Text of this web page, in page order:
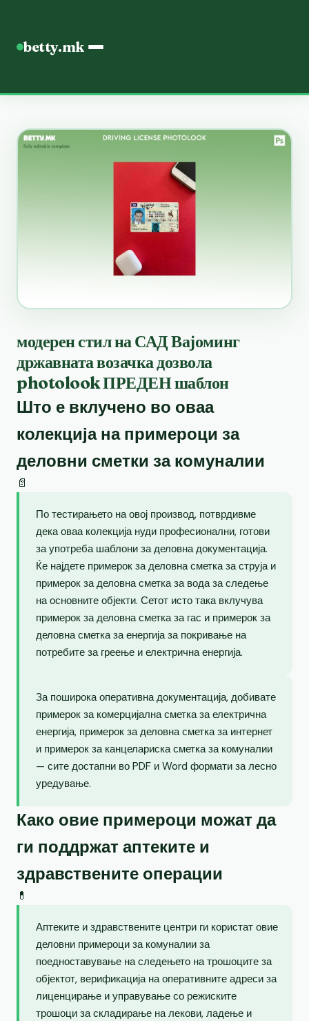
betty.mk
модерен стил на САД Вајоминг
државната возачка дозвола
photolook ПРЕДЕН шаблон
Што е вклучено во оваа
колекција на примероци за
деловни сметки за комуналии
📄
По тестирањето на овој производ, потврдивме
дека оваа колекција нуди професионални, готови
за употреба шаблони за деловна документација.
Ќе најдете примерок за деловна сметка за струја и
примерок за деловна сметка за вода за следење
на основните објекти. Сетот исто така вклучува
примерок за деловна сметка за гас и примерок за
деловна сметка за енергија за покривање на
потребите за греење и електрична енергија.
За поширока оперативна документација, добивате
примерок за комерцијална сметка за електрична
енергија, примерок за деловна сметка за интернет
и примерок за канцелариска сметка за комуналии
— сите достапни во PDF и Word формати за лесно
уредување.
Како овие примероци можат да
ги поддржат аптеките и
здравствените операции
💊
Аптеките и здравствените центри ги користат овие
деловни примероци за комуналии за
поедноставување на следењето на трошоците за
објектот, верификација на оперативните адреси за
лиценцирање и управување со режиските
трошоци за складирање на лекови, ладење и